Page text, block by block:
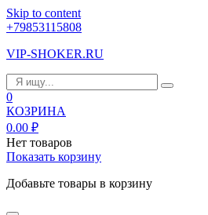
Skip to content
+79853115808
VIP-SHOKER.RU
0
КОЗРИНА
0.00 ₽
Нет товаров
Показать корзину
Добавьте товары в корзину